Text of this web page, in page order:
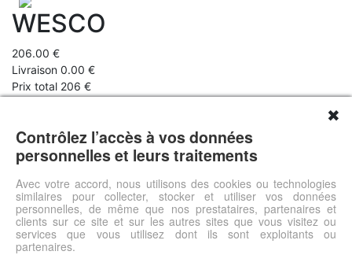
WESCO
206.00 €
Livraison 0.00 €
Prix total 206 €
tables ont été spécialement étudiées pour les collectivités. Les
matériaux, traitements et revêtements ont été choisis pour leur
grande tenue aux utilisations intensives. Choisissez selon vos
besoins : la matière, la forme et la taille du plateau, le coloris et
la hauteur de pieds.
Voir l'offre
✖
Contrôlez l’accès à vos données
personnelles et leurs traitements
Avec votre accord, nous utilisons des cookies ou technologies
similaires pour collecter, stocker et utiliser vos données
personnelles, de même que nos prestataires, partenaires et
clients sur ce site et sur les autres sites que vous visitez ou
services que vous utilisez dont ils sont exploitants ou
partenaires.